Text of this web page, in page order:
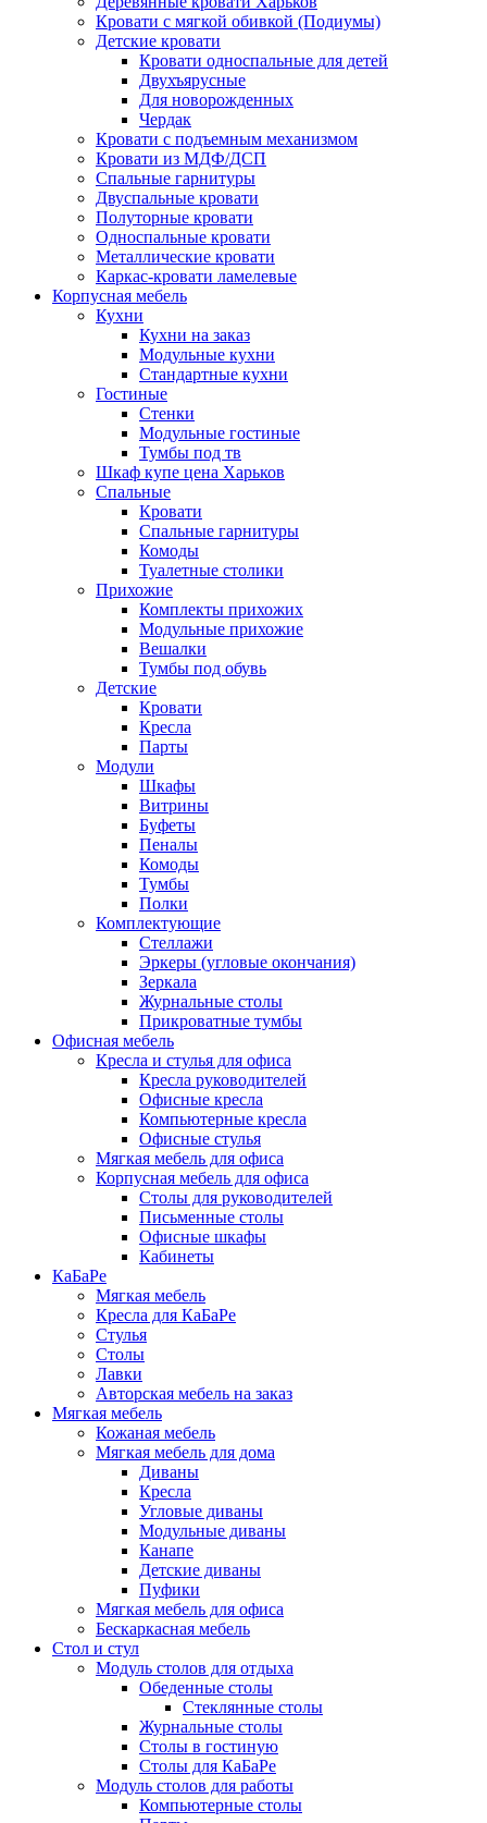
Кровати с мягкой обивкой (Подиумы)
Детские кровати
Кровати односпальные для детей
Двухъярусные
Для новорожденных
Чердак
Кровати с подъемным механизмом
Кровати из МДФ/ДСП
Спальные гарнитуры
Двуспальные кровати
Полуторные кровати
Односпальные кровати
Металлические кровати
Каркас-кровати ламелевые
Корпусная мебель
Кухни
Кухни на заказ
Модульные кухни
Стандартные кухни
Гостиные
Стенки
Модульные гостиные
Тумбы под тв
Шкаф купе цена Харьков
Спальные
Кровати
Спальные гарнитуры
Комоды
Туалетные столики
Прихожие
Комплекты прихожих
Модульные прихожие
Вешалки
Тумбы под обувь
Детские
Кровати
Кресла
Парты
Модули
Шкафы
Витрины
Буфеты
Пеналы
Комоды
Тумбы
Полки
Комплектующие
Стеллажи
Эркеры (угловые окончания)
Зеркала
Журнальные столы
Прикроватные тумбы
Офисная мебель
Кресла и стулья для офиса
Кресла руководителей
Офисные кресла
Компьютерные кресла
Офисные стулья
Мягкая мебель для офиса
Корпусная мебель для офиса
Столы для руководителей
Письменные столы
Офисные шкафы
Кабинеты
КаБаРе
Мягкая мебель
Кресла для КаБаРе
Стулья
Столы
Лавки
Авторская мебель на заказ
Мягкая мебель
Кожаная мебель
Мягкая мебель для дома
Диваны
Кресла
Угловые диваны
Модульные диваны
Канапе
Детские диваны
Пуфики
Мягкая мебель для офиса
Бескаркасная мебель
Стол и стул
Модуль столов для отдыха
Обеденные столы
Стеклянные столы
Журнальные столы
Столы в гостиную
Столы для КаБаРе
Модуль столов для работы
Компьютерные столы